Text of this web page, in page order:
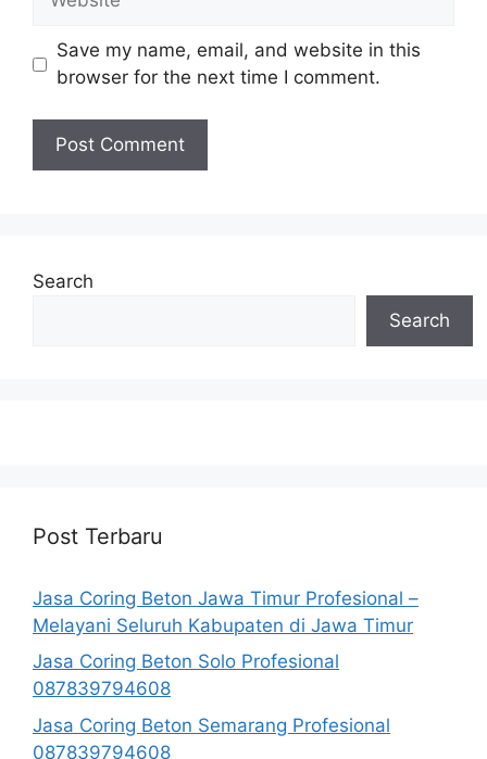
Save my name, email, and website in this
browser for the next time I comment.
Search
Search
Post Terbaru
Jasa Coring Beton Jawa Timur Profesional –
Melayani Seluruh Kabupaten di Jawa Timur
Jasa Coring Beton Solo Profesional
087839794608
Jasa Coring Beton Semarang Profesional
087839794608